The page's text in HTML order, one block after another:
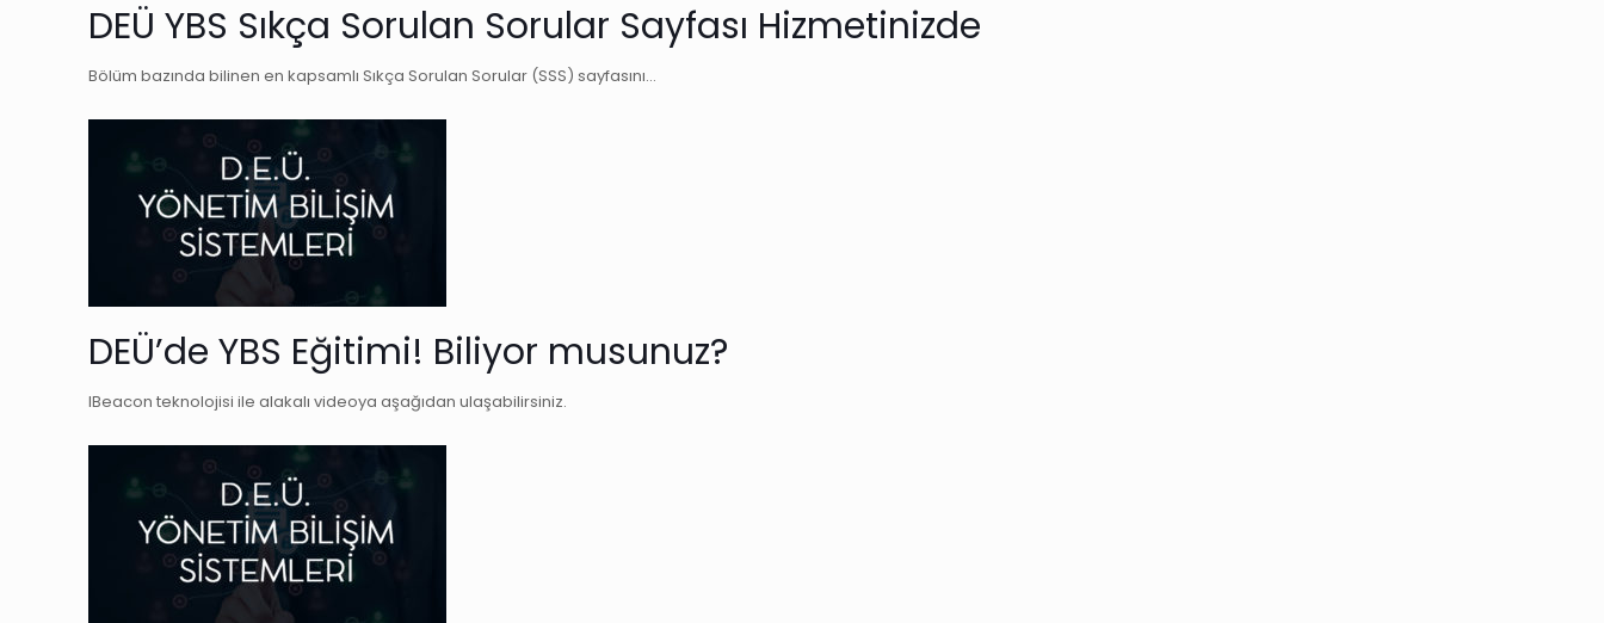
DEÜ YBS Sıkça Sorulan Sorular Sayfası Hizmetinizde
Bölüm bazında bilinen en kapsamlı Sıkça Sorulan Sorular (SSS) sayfasını…
DEÜ’de YBS Eğitimi! Biliyor musunuz?
IBeacon teknolojisi ile alakalı videoya aşağıdan ulaşabilirsiniz.